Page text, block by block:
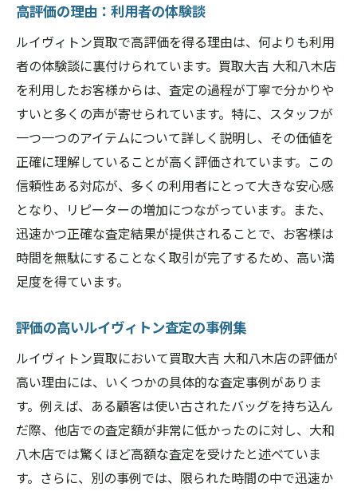
高評価の理由：利用者の体験談
ルイヴィトン買取で高評価を得る理由は、何よりも利用
者の体験談に裏付けられています。買取大吉 大和八木店
を利用したお客様からは、査定の過程が丁寧で分かりや
すいと多くの声が寄せられています。特に、スタッフが
一つ一つのアイテムについて詳しく説明し、その価値を
正確に理解していることが高く評価されています。この
信頼性ある対応が、多くの利用者にとって大きな安心感
となり、リピーターの増加につながっています。また、
迅速かつ正確な査定結果が提供されることで、お客様は
時間を無駄にすることなく取引が完了するため、高い満
足度を得ています。
評価の高いルイヴィトン査定の事例集
ルイヴィトン買取において買取大吉 大和八木店の評価が
高い理由には、いくつかの具体的な査定事例がありま
す。例えば、ある顧客は使い古されたバッグを持ち込ん
だ際、他店での査定額が非常に低かったのに対し、大和
八木店では驚くほど高額な査定を受けたと述べていま
す。さらに、別の事例では、限られた時間の中で迅速か